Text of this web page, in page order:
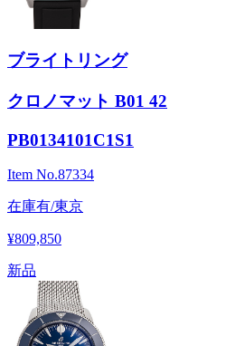
ブライトリング
クロノマット B01 42
PB0134101C1S1
Item No.87334
在庫有/東京
¥809,850
新品